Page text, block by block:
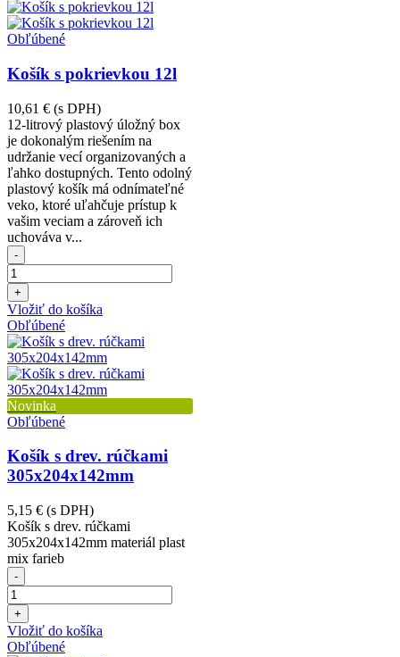
Obľúbené
Košík s pokrievkou 12l
10,61 € (s DPH)
12-litrový plastový úložný box
je dokonalým riešením na
udržanie vecí organizovaných a
ľahko dostupných. Tento odolný
plastový košík má odnímateľné
veko, ktoré uľahčuje prístup k
vašim veciam a zároveň ich
uchováva v...
-
+
Vložiť do košíka
Obľúbené
Novinka
Obľúbené
Košík s drev. rúčkami
305x204x142mm
5,15 € (s DPH)
Košík s drev. rúčkami
305x204x142mm materiál plast
mix farieb
-
+
Vložiť do košíka
Obľúbené